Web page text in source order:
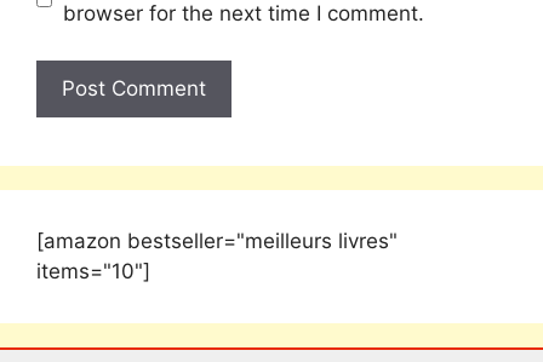
browser for the next time I comment.
[amazon bestseller="meilleurs livres"
items="10"]